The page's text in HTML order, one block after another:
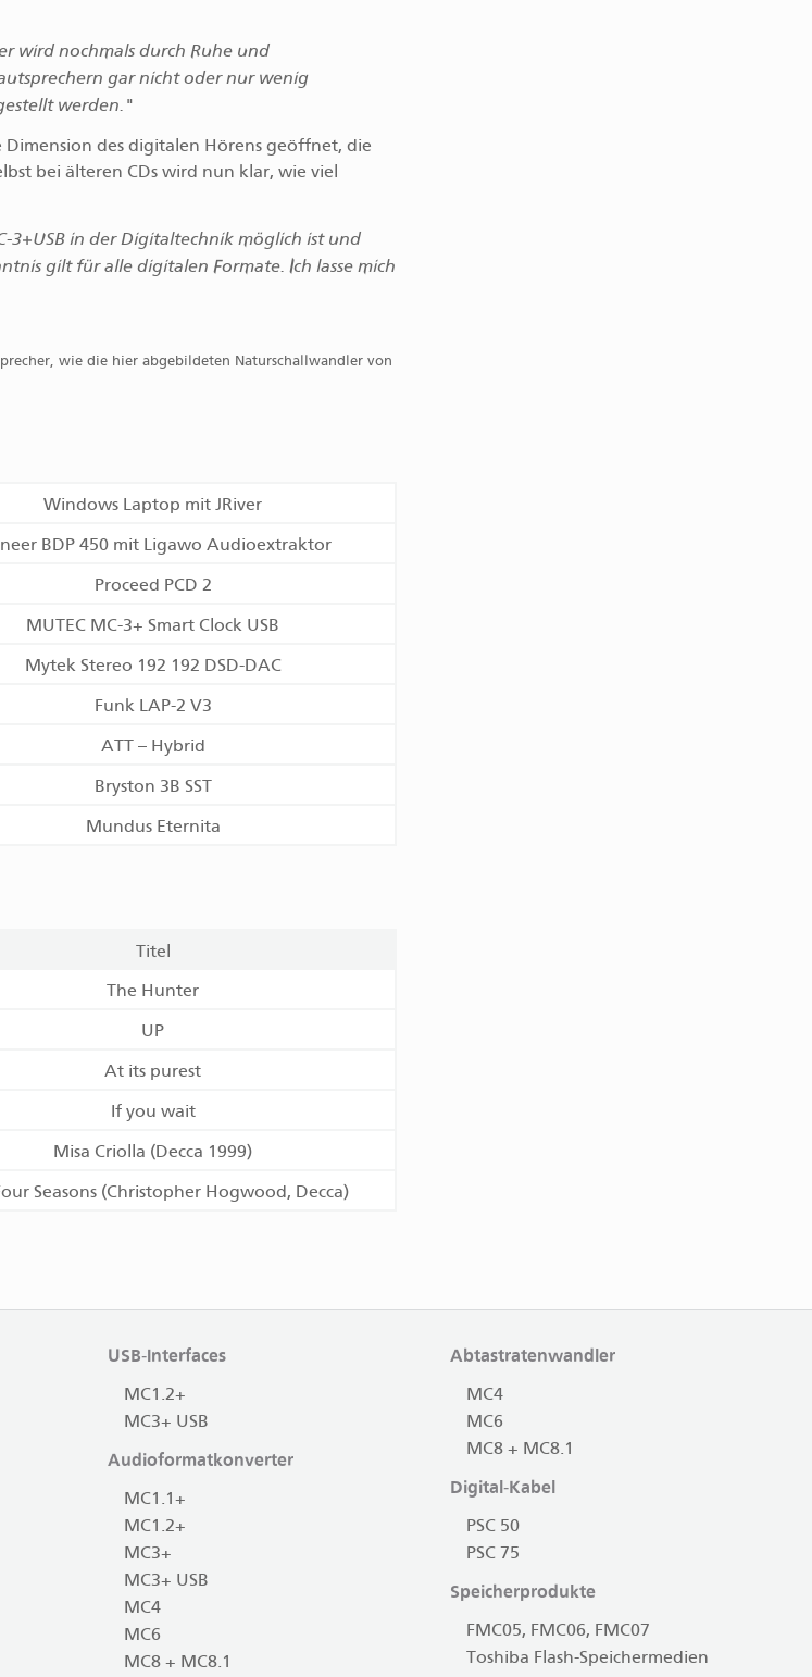
wird nochmals durch Ruhe und
gar nicht oder nur wenig
werden."
Dimension des digitalen Hörens geöffnet, die
bei älteren CDs wird nun klar, wie viel
in der Digitaltechnik möglich ist und
gilt für alle digitalen Formate. Ich lasse mich
wie die hier abgebildeten Naturschallwandler von
Windows Laptop mit JRiver
BDP 450 mit Ligawo Audioextraktor
Proceed PCD 2
MUTEC MC-3+ Smart Clock USB
Mytek Stereo 192 192 DSD-DAC
Funk LAP-2 V3
ATT – Hybrid
Bryston 3B SST
Mundus Eternita
Titel
The Hunter
UP
At its purest
If you wait
Misa Criolla (Decca 1999)
Seasons (Christopher Hogwood, Decca)
USB-Interfaces
MC1.2+
MC3+ USB
Audioformatkonverter
MC1.1+
MC1.2+
MC3+
MC3+ USB
MC4
MC6
MC8 + MC8.1
Abtastratenwandler
MC4
MC6
MC8 + MC8.1
Digital-Kabel
PSC 50
PSC 75
Speicherprodukte
FMC05, FMC06, FMC07
Toshiba Flash-Speichermedien